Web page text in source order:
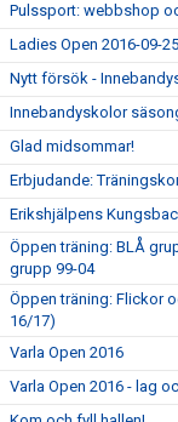
Pulssport: webbshop
Ladies Open 2016-09-25
Nytt försök -
Innebandyskolor
Glad midsommar!
Erbjudande:
Erikshjälpens
Öppen träning: BLÅ
grupp 99-04
Öppen träning: Flickor
16/17)
Varla Open 2016
Varla Open 2016 - lag